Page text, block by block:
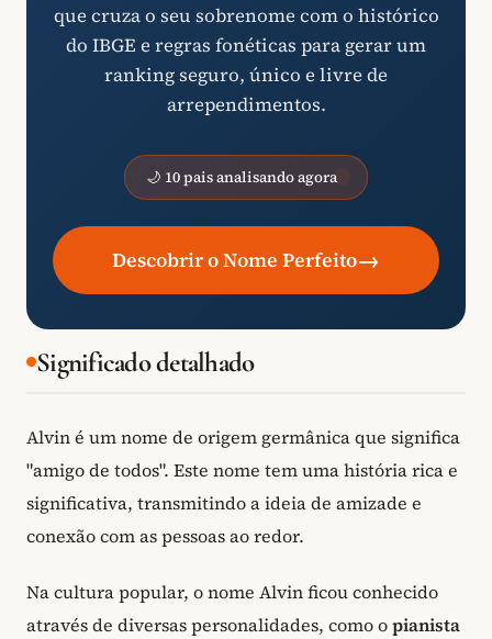
que cruza o seu sobrenome com o histórico
do IBGE e regras fonéticas para gerar um
ranking seguro, único e livre de
arrependimentos.
🌙 10 pais analisando agora
Descobrir o Nome Perfeito→
Significado detalhado
Alvin é um nome de origem germânica que significa
"amigo de todos". Este nome tem uma história rica e
significativa, transmitindo a ideia de amizade e
conexão com as pessoas ao redor.
Na cultura popular, o nome Alvin ficou conhecido
através de diversas personalidades, como opianista